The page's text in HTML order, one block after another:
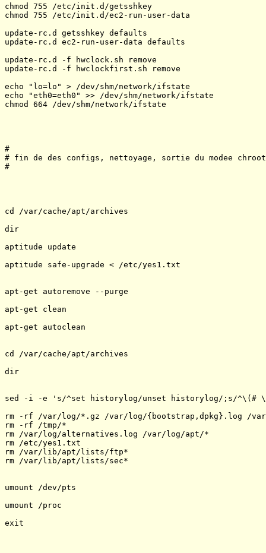
chmod 755 /etc/init.d/getsshkey
chmod 755 /etc/init.d/ec2-run-user-data
update-rc.d getsshkey defaults
update-rc.d ec2-run-user-data defaults
update-rc.d -f hwclock.sh remove
update-rc.d -f hwclockfirst.sh remove
echo "lo=lo" > /dev/shm/network/ifstate
echo "eth0=eth0" >> /dev/shm/network/ifstate
chmod 664 /dev/shm/network/ifstate
#
# fin de des configs, nettoyage, sortie du modee chroot
#
cd /var/cache/apt/archives
dir
aptitude update
aptitude safe-upgrade < /etc/yes1.txt
apt-get autoremove --purge
apt-get clean
apt-get autoclean
cd /var/cache/apt/archives
dir
sed -i -e 's/^set historylog/unset historylog/;s/
rm -rf /var/log/*.gz /var/log/{bootstrap,dpkg}.log /
rm -rf /tmp/*
rm /var/log/alternatives.log /var/log/apt/*
rm /etc/yes1.txt
rm /var/lib/apt/lists/ftp*
rm /var/lib/apt/lists/sec*
umount /dev/pts
umount /proc
exit